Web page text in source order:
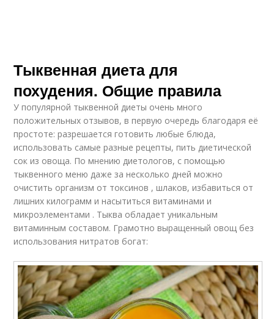
Тыквенная диета для
похудения. Общие правила
У популярной тыквенной диеты очень много
положительных отзывов, в первую очередь благодаря её
простоте: разрешается готовить любые блюда,
использовать самые разные рецепты, пить диетической
сок из овоща. По мнению диетологов, с помощью
тыквенного меню даже за несколько дней можно
очистить организм от токсинов , шлаков, избавиться от
лишних килограмм и насытиться витаминами и
микроэлементами . Тыква обладает уникальным
витаминным составом. Грамотно выращенный овощ без
использования нитратов богат: